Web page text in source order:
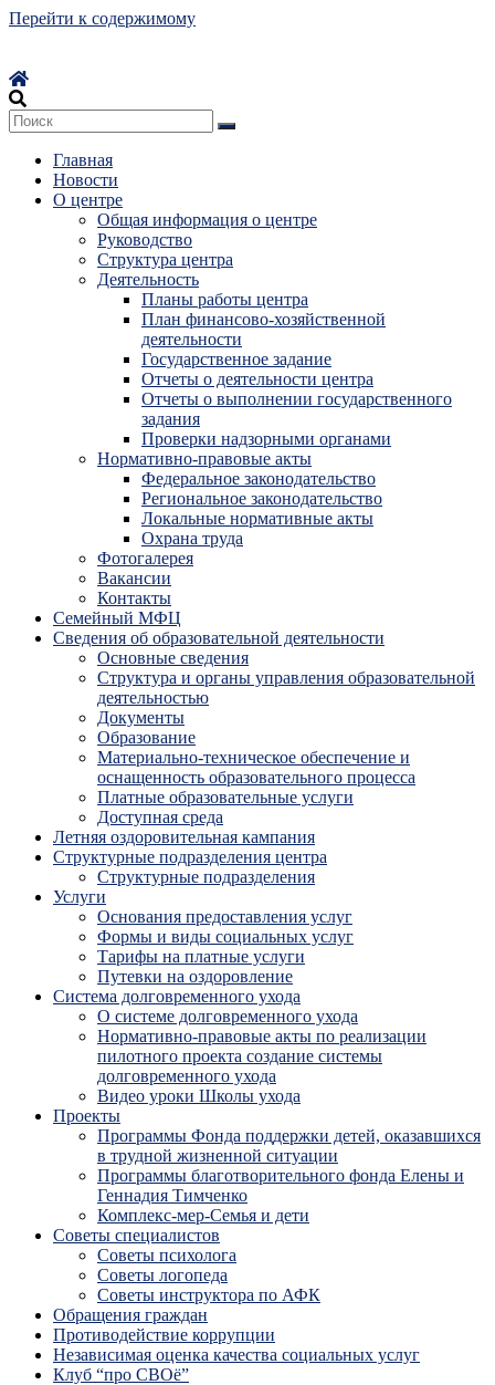
Перейти к содержимому
Главная
Новости
О центре
Общая информация о центре
Руководство
Структура центра
Деятельность
Планы работы центра
План финансово-хозяйственной
деятельности
Государственное задание
Отчеты о деятельности центра
Отчеты о выполнении государственного
задания
Проверки надзорными органами
Нормативно-правовые акты
Федеральное законодательство
Региональное законодательство
Локальные нормативные акты
Охрана труда
Фотогалерея
Вакансии
Контакты
Семейный МФЦ
Сведения об образовательной деятельности
Основные сведения
Структура и органы управления образовательной
деятельностью
Документы
Образование
Материально-техническое обеспечение и
оснащенность образовательного процесса
Платные образовательные услуги
Доступная среда
Летняя оздоровительная кампания
Структурные подразделения центра
Структурные подразделения
Услуги
Основания предоставления услуг
Формы и виды социальных услуг
Тарифы на платные услуги
Путевки на оздоровление
Система долговременного ухода
О системе долговременного ухода
Нормативно-правовые акты по реализации
пилотного проекта создание системы
долговременного ухода
Видео уроки Школы ухода
Проекты
Программы Фонда поддержки детей, оказавшихся
в трудной жизненной ситуации
Программы благотворительного фонда Елены и
Геннадия Тимченко
Комплекс-мер-Семья и дети
Советы специалистов
Советы психолога
Советы логопеда
Советы инструктора по АФК
Обращения граждан
Противодействие коррупции
Независимая оценка качества социальных услуг
Клуб “про СВОё”